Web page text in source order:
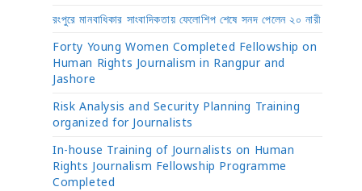
রংপুরে মানবাধিকার সাংবাদিকতায় ফেলোশিপ শেষে সনদ পেলেন ২০ নারী
Forty Young Women Completed Fellowship on
Human Rights Journalism in Rangpur and
Jashore
Risk Analysis and Security Planning Training
organized for Journalists
In-house Training of Journalists on Human
Rights Journalism Fellowship Programme
Completed